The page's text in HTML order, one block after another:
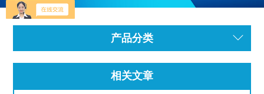
产品分类
相关文章